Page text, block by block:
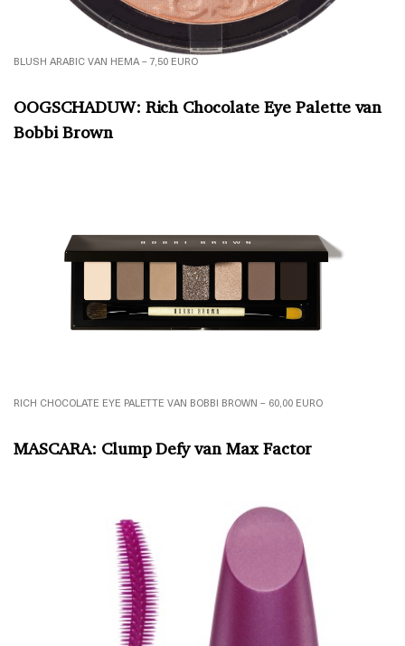
BLUSH ARABIC VAN HEMA – 7,50 EURO
OOGSCHADUW: Rich Chocolate Eye Palette van
Bobbi Brown
RICH CHOCOLATE EYE PALETTE VAN BOBBI BROWN – 60,00 EURO
MASCARA: Clump Defy van Max Factor